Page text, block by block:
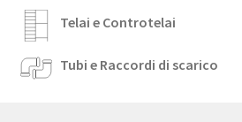
Telai e Controtelai
Tubi e Raccordi di scarico